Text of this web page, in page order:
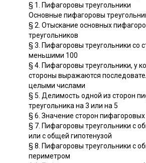
§ 1. Пифагоровы треугольники
Основные пифагоровы
§ 2. Отыскание основных
треугольников
§ 3. Пифагоровы треугольники со
меньшими 100
§ 4. Пифагоровы треугольники, у
стороны выражаются
целыми числами
§ 5. Делимость одной из сторон
треугольника на 3 или на 5
§ 6. Значение сторон пифагоровых
§ 7. Пифагоровы треугольники с
или с общей гипотенузой
§ 8. Пифагоровы треугольники с
периметром